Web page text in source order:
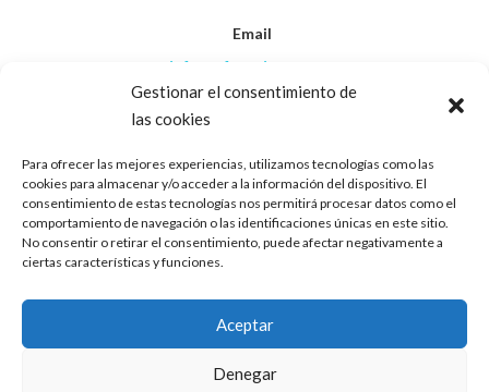
Gestionar el consentimiento de
las cookies
Para ofrecer las mejores experiencias, utilizamos tecnologías como las
cookies para almacenar y/o acceder a la información del dispositivo. El
consentimiento de estas tecnologías nos permitirá procesar datos como el
comportamiento de navegación o las identificaciones únicas en este sitio.
No consentir o retirar el consentimiento, puede afectar negativamente a
ciertas características y funciones.
Aceptar
Denegar
Email
info@afanasjerez.com
Aviso Legal